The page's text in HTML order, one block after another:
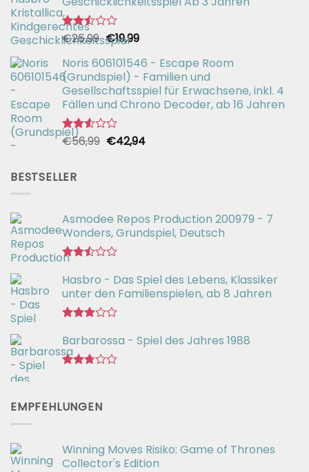
von 5
Bewertet
mit
2.49
von 5
€26,99 Ursprünglicher
Preis
war:
€26,99
€19,99Aktueller
ist:
€19,99.
Noris 606101546 - Escape Room
(Grundspiel) - Familien und
Gesellschaftsspiel für Erwachsene, inkl. 4
Fällen und Chrono Decoder, ab 16 Jahren
Bewertet
von 5
€56,99 Ursprünglicher
€42,94Aktueller
BESTSELLER
Asmodee Repos Production 200979 - 7
Wonders, Grundspiel, Deutsch
mit
2.50
von 5
Hasbro - Das Spiel des Lebens, Klassiker
unter den Familienspielen, ab 8 Jahren
mit
2.90
von 5
Barbarossa - Spiel des Jahres 1988
von 5
EMPFEHLUNGEN
Winning Moves Risiko: Game of Thrones
Collector's Edition